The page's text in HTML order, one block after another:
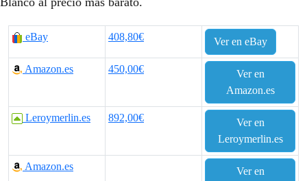
eBay 408,80€ Ver en eBay
Amazon.es 450,00€
Ver en
Amazon.es
Leroymerlin.es 892,00€
Ver en
Leroymerlin.es
Amazon.es
Ver en